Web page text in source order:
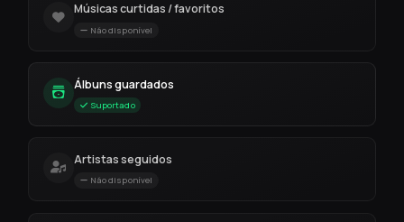
Músicas curtidas / favoritos
Não disponível
Álbuns guardados
Suportado
Artistas seguidos
Não disponível